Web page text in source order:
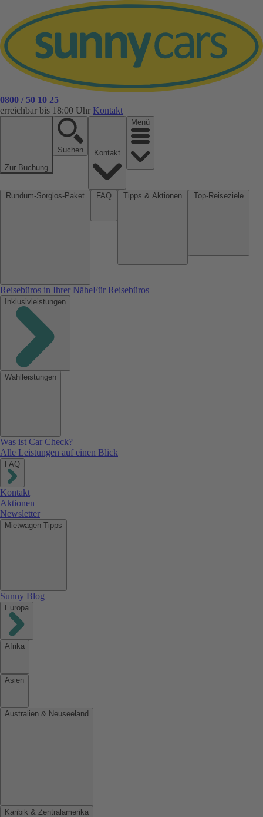
0800 / 50 10 25
erreichbar bis 18:00 Uhr Kontakt
Zur Buchung
Suchen
Menü
Reisebüros in Ihrer NäheFür Reisebüros
Inklusivleistungen
Wahlleistungen
Was ist Car Check?
Alle Leistungen auf einen Blick
FAQ
Kontakt
Aktionen
Newsletter
Mietwagen-Tipps
Sunny Blog
Europa
Afrika
Asien
Australien & Neuseeland
Karibik & Zentralamerika